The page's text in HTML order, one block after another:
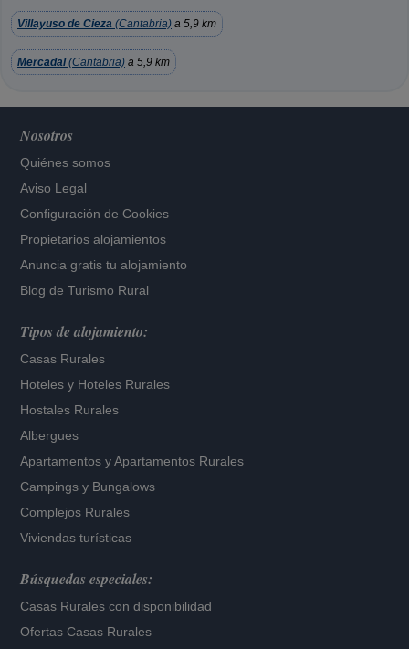
Villayuso de Cieza (Cantabria) a 5,9 km
Mercadal(Cantabria) a 5,9 km
Nosotros
Quiénes somos
Aviso Legal
Configuración de Cookies
Propietarios alojamientos
Anuncia gratis tu alojamiento
Blog de Turismo Rural
Tipos de alojamiento:
Casas Rurales
Hoteles y Hoteles Rurales
Hostales Rurales
Albergues
Apartamentos yApartamentos Rurales
Campings y Bungalows
Complejos Rurales
Viviendas turísticas
Búsquedas especiales:
Casas Rurales con disponibilidad
Ofertas Casas Rurales